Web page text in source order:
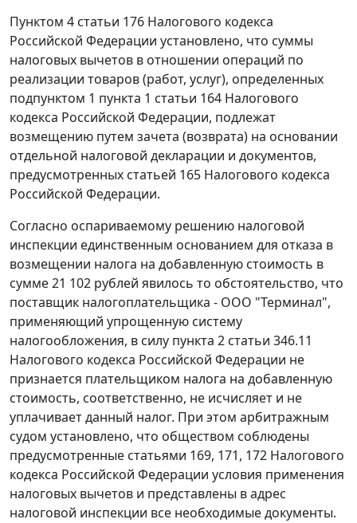
Пунктом 4 статьи 176 Налогового кодекса
Российской Федерации установлено, что суммы
налоговых вычетов в отношении операций по
реализации товаров (работ, услуг), определенных
подпунктом 1 пункта 1 статьи 164 Налогового
кодекса Российской Федерации, подлежат
возмещению путем зачета (возврата) на основании
отдельной налоговой декларации и документов,
предусмотренных статьей 165 Налогового кодекса
Российской Федерации.
Согласно оспариваемому решению налоговой
инспекции единственным основанием для отказа в
возмещении налога на добавленную стоимость в
сумме 21 102 рублей явилось то обстоятельство, что
поставщик налогоплательщика - ООО "Терминал",
применяющий упрощенную систему
налогообложения, в силу пункта 2 статьи 346.11
Налогового кодекса Российской Федерации не
признается плательщиком налога на добавленную
стоимость, соответственно, не исчисляет и не
уплачивает данный налог. При этом арбитражным
судом установлено, что обществом соблюдены
предусмотренные статьями 169, 171, 172 Налогового
кодекса Российской Федерации условия применения
налоговых вычетов и представлены в адрес
налоговой инспекции все необходимые документы.